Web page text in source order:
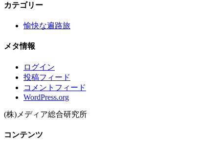
カテゴリー
愉快な遍路旅
メタ情報
ログイン
投稿フィード
コメントフィード
WordPress.org
(株)メディア総合研究所
コンテンツ